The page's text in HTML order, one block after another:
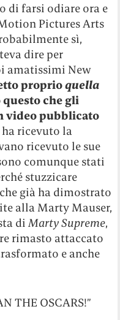
di farsi odiare ora e
Pictures Arts
sì,
dire per
amatissimi New
proprioquella
questo che gli
video pubblicato
ha ricevuto la
ricevuto le sue
comunque stati
stuzzicare
già ha dimostrato
alla Marty Mauser,
diMarty Supreme,
rimasto attaccato
e anche
THE OSCARS!”